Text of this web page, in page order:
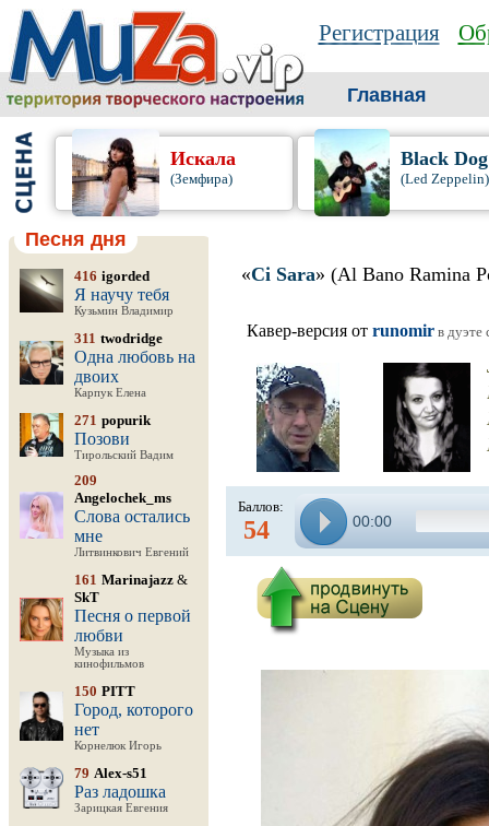
Регистрация
Главная
Искала
(Земфира)
Black Dog
(Led Zeppelin)
Песня дня
416 igorded
Я научу тебя
Кузьмин Владимир
311 twodridge
Одна любовь на
двоих
Карпук Елена
271 popurik
Позови
Тирольский Вадим
209
Angelochek_ms
Слова остались
мне
Литвинкович Евгений
161 Marinajazz &
SkT
Песня о первой
любви
Музыка из
кинофильмов
150 PITT
Город, которого
нет
Корнелюк Игорь
79 Alex-s51
Раз ладошка
Зарицкая Евгения
«Ci Sara» (Al Bano Ramina
Кавер-версия от runomirв дуэте
Баллов:
54 00:00